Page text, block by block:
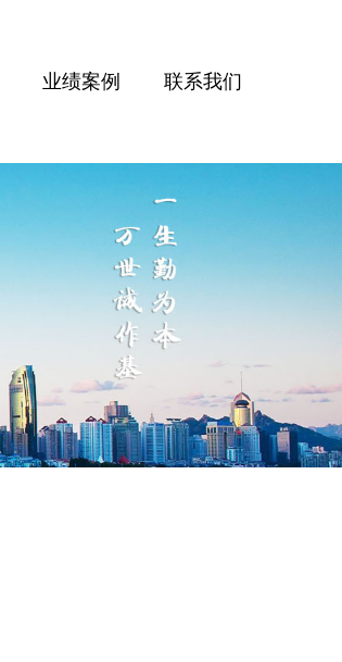
业绩案例 联系我们